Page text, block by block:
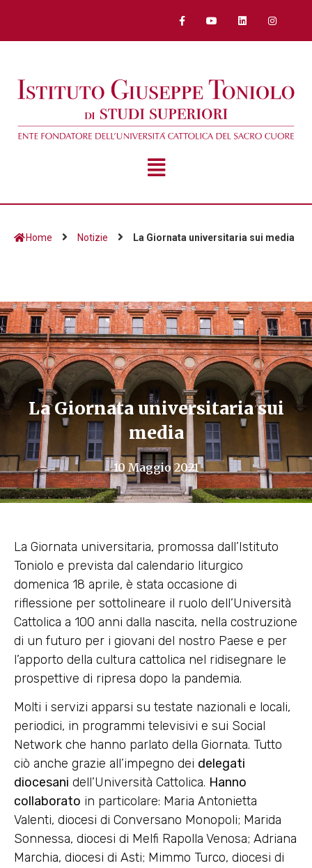
Home Notizie La Giornata universitaria sui media
La Giornata universitaria sui
media
10 Maggio 2021
La Giornata universitaria, promossa dall’Istituto
Toniolo e prevista dal calendario liturgico
domenica 18 aprile, è stata occasione di
riflessione per sottolineare il ruolo dell’Università
Cattolica a 100 anni dalla nascita, nella costruzione
di un futuro per i giovani del nostro Paese e per
l’apporto della cultura cattolica nel ridisegnare le
prospettive di ripresa dopo la pandemia.
Molti i servizi apparsi su testate nazionali e locali,
periodici, in programmi televisivi e sui Social
Network che hanno parlato della Giornata. Tutto
ciò anche grazie all’impegno dei delegati
diocesani dell’Università Cattolica. Hanno
collaborato in particolare: Maria Antonietta
Valenti, diocesi di Conversano Monopoli; Marida
Sonnessa, diocesi di Melfi Rapolla Venosa; Adriana
Marchia, diocesi di Asti; Mimmo Turco, diocesi di